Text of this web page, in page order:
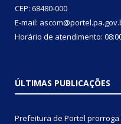
CEP: 68480-000
E-mail:
Horário de atendimento:
ÚLTIMAS PUBLICAÇÕES
Prefeitura de Portel